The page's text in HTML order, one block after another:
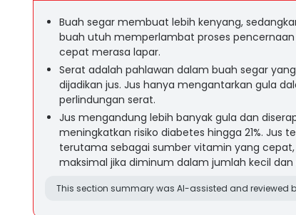
Buah segar membuat lebih kenyang,
buah utuh memperlambat proses
cepat merasa lapar.
Serat adalah pahlawan dalam buah segar
dijadikan jus. Jus hanya mengantarkan gula
perlindungan serat.
Jus mengandung lebih banyak gula dan
meningkatkan risiko diabetes hingga 21%. Jus
terutama sebagai sumber vitamin yang
maksimal jika diminum dalam jumlah kecil
This section summary was AI-assisted and reviewed